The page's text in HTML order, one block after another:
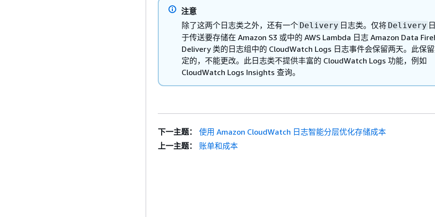
注意
除了这两个日志类之外，还有一个 Delivery 日志类。仅将 Delivery
于传送要存储在 Amazon S3 或中的 AWS Lambda 日志 Amazon Data
Delivery 类的日志组中的 CloudWatch Logs 日志事件会保留两天。此保
定的，不能更改。此日志类不提供丰富的 CloudWatch Logs 功能，例如
CloudWatch Logs Insights 查询。
下一主题：
使用 Amazon CloudWatch 日志智能分层优化存储成本
上一主题：
账单和成本